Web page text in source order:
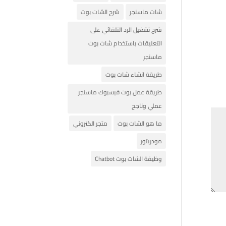
شات ماسنجر
شرح الشات بوت
شرح تشغيل الرد التلقائي على
التعليقات باستخدام شات بوت
ماسنجر
طريقة انشاء شات بوت
طريقة عمل بوت فيسبوك ماسنجر
عملي وناجح
ما هو الشات بوت
متجر الكتروني
مودريتور
وظيفة الشات بوت Chatbot